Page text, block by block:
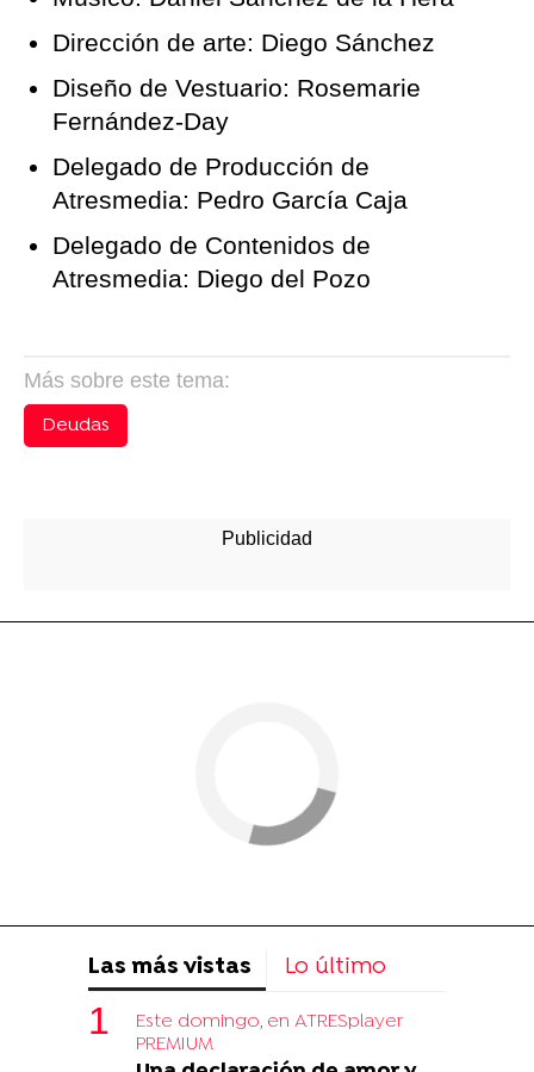
Dirección de arte: Diego Sánchez
Diseño de Vestuario: Rosemarie
Fernández-Day
Delegado de Producción de
Atresmedia: Pedro García Caja
Delegado de Contenidos de
Atresmedia: Diego del Pozo
Más sobre este tema:
Deudas
Las más vistas Lo último
Este domingo, en ATRESplayer
PREMIUM